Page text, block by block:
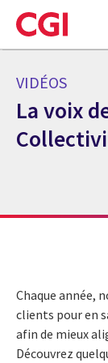
Skip
to
main
VIDÉOS
La voix
Chaque année,
clients pour en
afin de mieux
Découvrez